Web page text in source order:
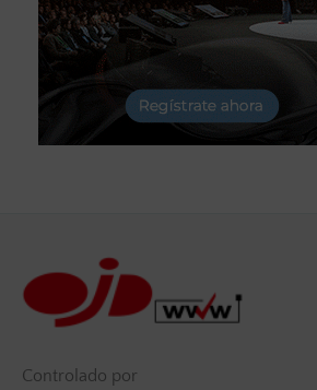
Controlado por